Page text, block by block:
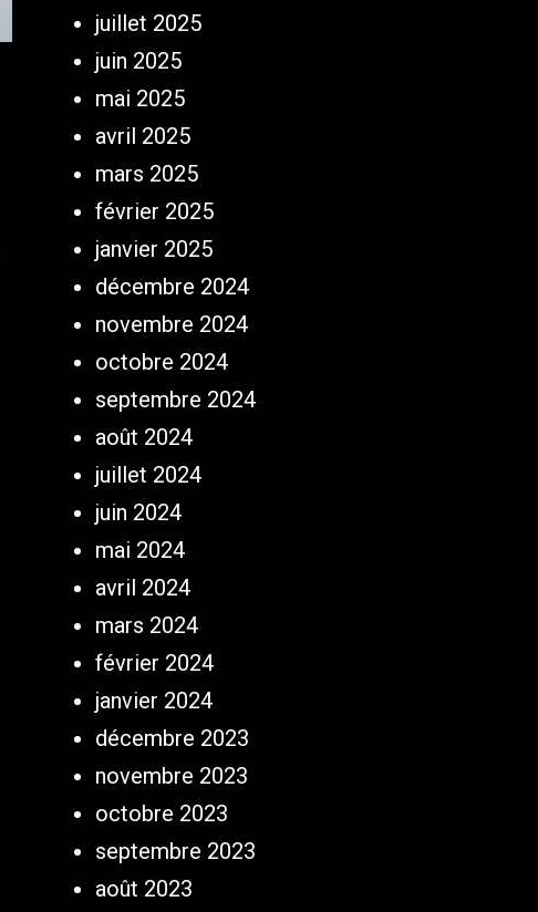
juillet 2025
juin 2025
mai 2025
avril 2025
mars 2025
février 2025
janvier 2025
décembre 2024
novembre 2024
octobre 2024
septembre 2024
août 2024
juillet 2024
juin 2024
mai 2024
avril 2024
mars 2024
février 2024
janvier 2024
décembre 2023
novembre 2023
octobre 2023
septembre 2023
août 2023